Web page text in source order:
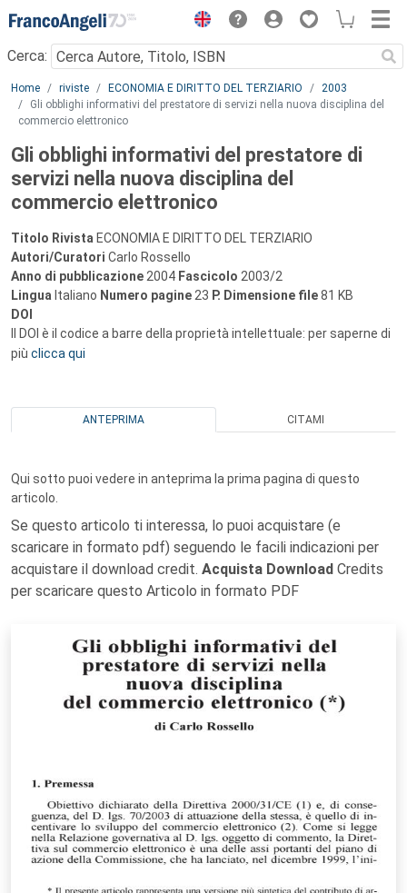
Menu
Cerca:
Main content
Home riviste ECONOMIA E DIRITTO DEL TERZIARIO
2003
Gli obblighi informativi del prestatore di servizi nella nuova disciplina del
commercio elettronico
Gli obblighi informativi del prestatore di
servizi nella nuova disciplina del
commercio elettronico
Titolo Rivista ECONOMIA E DIRITTO DEL TERZIARIO
Autori/Curatori Carlo Rossello
Anno di pubblicazione 2004 Fascicolo 2003/2
Lingua Italiano Numero pagine 23 P. Dimensione file81 KB
DOI
Il DOI è il codice a barre della proprietà intellettuale: per saperne di
più clicca qui
ANTEPRIMA CITAMI
Qui sotto puoi vedere in anteprima la prima pagina di questo
articolo.
Se questo articolo ti interessa, lo puoi acquistare (e
scaricare in formato pdf) seguendo le facili indicazioni per
acquistare il download credit. Acquista Download Credits
per scaricare questo Articolo in formato PDF